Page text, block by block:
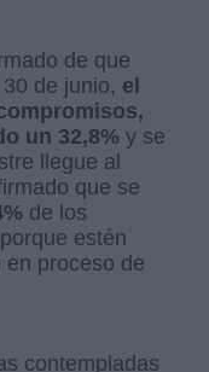
de que
de junio, el
un 32,8% y se
llegue al
que se
de los
estén
proceso de
contempladas